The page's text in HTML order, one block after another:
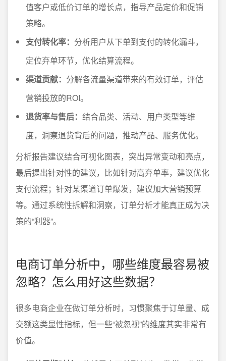
值客户或低价订单的增长点，指导产品定价和促销
策略。
支付转化率： 分析用户从下单到支付的转化漏斗，
定位弃单环节，优化结算流程。
渠道贡献： 分解各流量渠道带来的有效订单，评估
营销投放的ROI。
退货率与售后： 结合品类、活动、用户类型等维
度，洞察退货背后的问题，推动产品、服务优化。
分析报告建议结合可视化图表，突出异常变动和亮点，
最后提出针对性的建议，比如针对高弃单率，建议优化
支付流程；针对某渠道订单爆发，建议加大营销预算
等。通过系统性拆解和洞察，订单分析才能真正成为决
策的“利器”。
电商订单分析中，哪些维度最容易被
忽略？怎么用好这些数据？
很多电商企业在做订单分析时，习惯聚焦于订单量、成
交额这类显性指标，但一些“被忽视”的维度其实非常有
价值。